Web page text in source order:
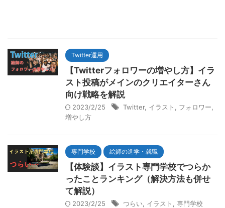
Twitter運用
【Twitterフォロワーの増やし方】イラ
スト投稿がメインのクリエイターさん
向け戦略を解説
2023/2/25 Twitter, イラスト フォロワー
増やし方
専門学校 絵師の進学・就職
【体験談】イラスト専門学校でつらか
ったことランキング（解決方法も併せ
て解説）
2023/2/25 つらい イラスト 専門学校